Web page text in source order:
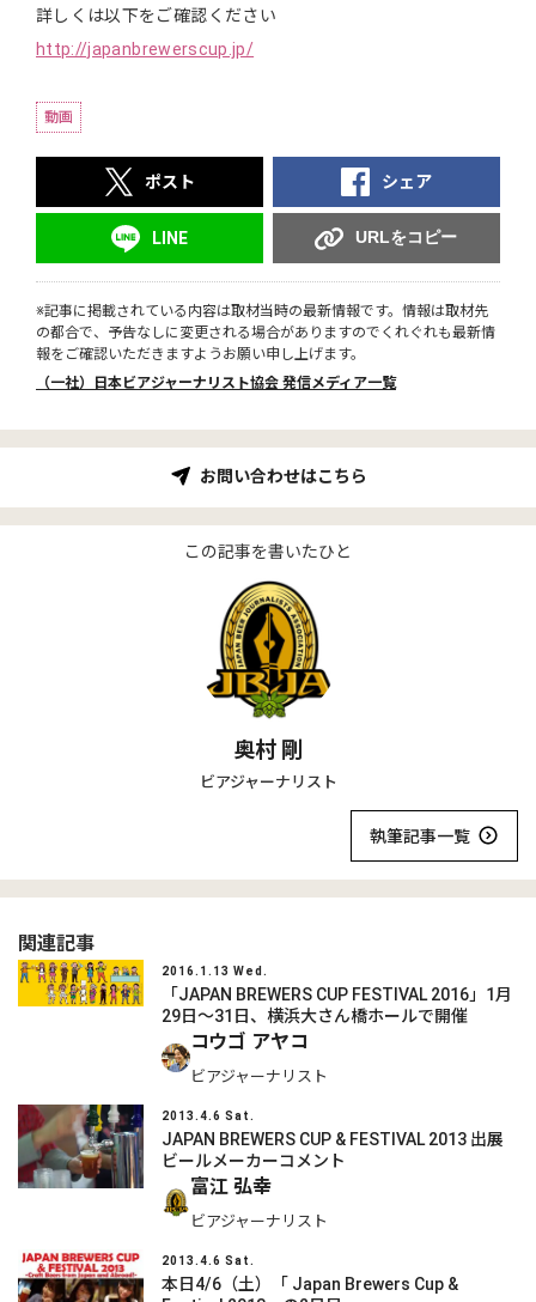
詳しくは以下をご確認ください
http://japanbrewerscup.jp/
動画
ポスト シェア
LINE URLをコピー
※記事に掲載されている内容は取材当時の最新情報です。情報は取材先
の都合で、予告なしに変更される場合がありますのでくれぐれも最新情
報をご確認いただきますようお願い申し上げます。
（一社）日本ビアジャーナリスト協会 発信メディア一覧
お問い合わせはこちら
この記事を書いたひと
奥村 剛
ビアジャーナリスト
執筆記事一覧
関連記事
2016.1.13 Wed.
「JAPAN BREWERS CUP FESTIVAL 2016」1月
29日～31日、横浜大さん橋ホールで開催
コウゴ アヤコ
ビアジャーナリスト
2013.4.6 Sat.
JAPAN BREWERS CUP & FESTIVAL 2013 出展
ビールメーカーコメント
富江 弘幸
ビアジャーナリスト
2013.4.6 Sat.
本日4/6（土）「 Japan Brewers Cup &